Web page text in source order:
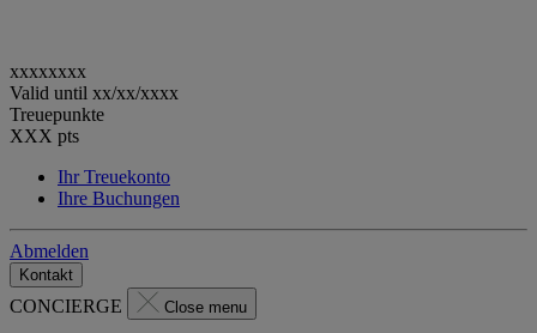
xxxxxxxx
Valid until xx/xx/xxxx
Treuepunkte
XXX pts
Ihr Treuekonto
Ihre Buchungen
Abmelden
Kontakt
CONCIERGE Close menu